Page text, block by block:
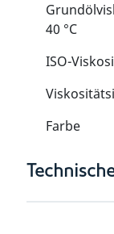
40 °C
ISO-
Farbe